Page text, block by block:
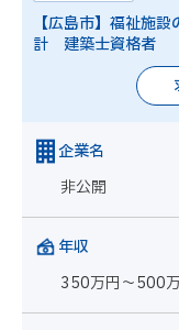
【広島市】福祉施
計 建築士資格者
企業名
非公開
年収
350万円～500